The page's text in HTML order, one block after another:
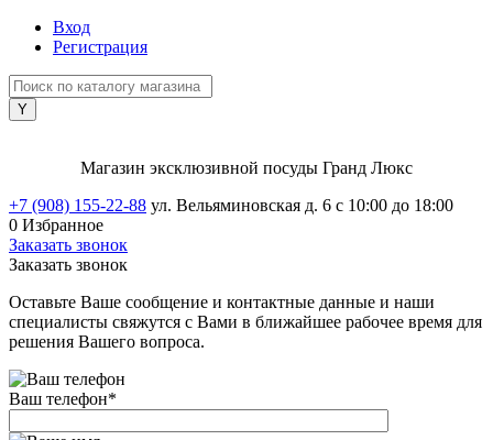
Вход
Регистрация
Магазин эксклюзивной посуды Гранд Люкс
+7 (908) 155-22-88 ул. Вельяминовская д. 6 с 10:00 до 18:00
0 Избранное
Заказать звонок
Заказать звонок
Оставьте Ваше сообщение и контактные данные и наши
специалисты свяжутся с Вами в ближайшее рабочее время для
решения Вашего вопроса.
Ваш телефон*